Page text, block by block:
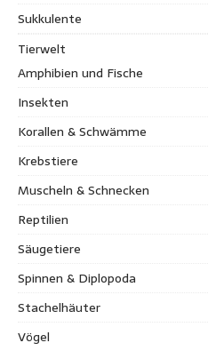
Sukkulente
Tierwelt
Amphibien und Fische
Insekten
Korallen & Schwämme
Krebstiere
Muscheln & Schnecken
Reptilien
Säugetiere
Spinnen & Diplopoda
Stachelhäuter
Vögel